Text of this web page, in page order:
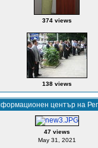
374 views
138 views
център на
47 views
May 31, 2021